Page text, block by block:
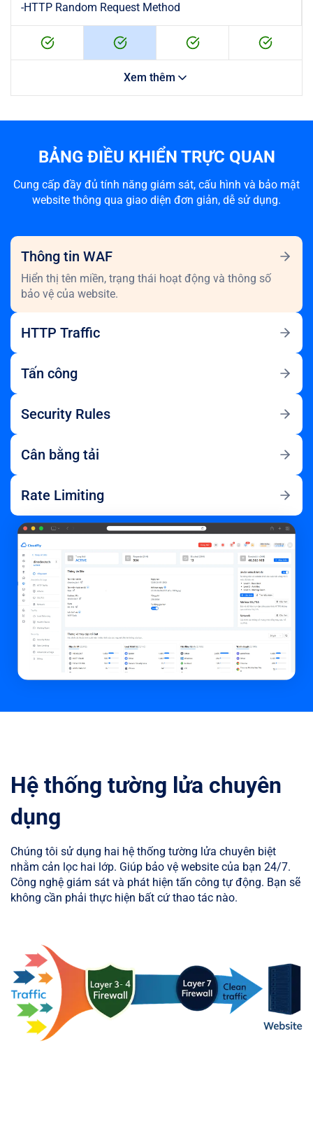
-HTTP Random Request Method
Xem thêm
BẢNG ĐIỀU KHIỂN TRỰC QUAN
Cung cấp đầy đủ tính năng giám sát, cấu hình và bảo mật
website thông qua giao diện đơn giản, dễ sử dụng.
Thông tin WAF
Hiển thị tên miền, trạng thái hoạt động và thông số
bảo vệ của website.
HTTP Traffic
Tấn công
Security Rules
Cân bằng tải
Rate Limiting
Hệ thống tường lửa chuyên
dụng
Chúng tôi sử dụng hai hệ thống tường lửa chuyên biệt
nhằm cản lọc hai lớp. Giúp bảo vệ website của bạn 24/7.
Công nghệ giám sát và phát hiện tấn công tự động. Bạn sẽ
không cần phải thực hiện bất cứ thao tác nào.